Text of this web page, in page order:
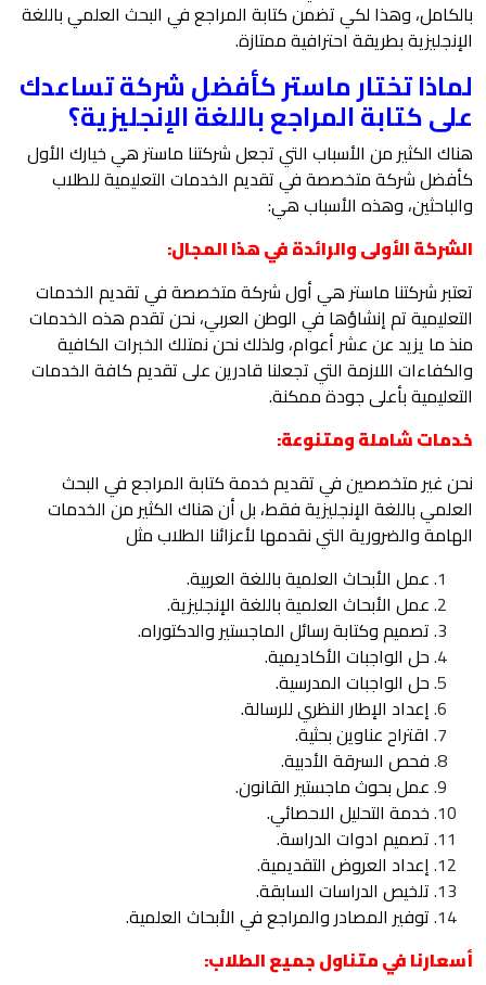
بالكامل، وهذا لكي تضمن كتابة المراجع في البحث العلمي باللغة
الإنجليزية بطريقة احترافية ممتازة.
لماذا تختار ماستر كأفضل شركة تساعدك
على كتابة المراجع باللغة الإنجليزية؟
هناك الكثير من الأسباب التي تجعل شركتنا ماستر هي خيارك الأول
كأفضل شركة متخصصة في تقديم الخدمات التعليمية للطلاب
والباحثين، وهذه الأسباب هي:
الشركة الأولى والرائدة في هذا المجال:
تعتبر شركتنا ماستر هي أول شركة متخصصة في تقديم الخدمات
التعليمية تم إنشاؤها في الوطن العربي، نحن تقدم هذه الخدمات
منذ ما يزيد عن عشر أعوام، ولذلك نحن نمتلك الخبرات الكافية
والكفاءات اللازمة التي تجعلنا قادرين على تقديم كافة الخدمات
التعليمية بأعلى جودة ممكنة.
خدمات شاملة ومتنوعة:
نحن غير متخصصين في تقديم خدمة كتابة المراجع في البحث
العلمي باللغة الإنجليزية فقط، بل أن هناك الكثير من الخدمات
الهامة والضرورية التي نقدمها لأعزائنا الطلاب مثل
عمل الأبحاث العلمية باللغة العربية.
عمل الأبحاث العلمية باللغة الإنجليزية.
تصميم وكتابة رسائل الماجستير والدكتوراه.
حل الواجبات الأكاديمية.
حل الواجبات المدرسية.
إعداد الإطار النظري للرسالة.
اقتراح عناوين بحثية.
فحص السرقة الأدبية.
عمل بحوث ماجستير القانون.
خدمة التحليل الاحصائي.
تصميم ادوات الدراسة.
إعداد العروض التقديمية.
تلخيص الدراسات السابقة.
توفير المصادر والمراجع في الأبحاث العلمية.
أسعارنا في متناول جميع الطلاب: